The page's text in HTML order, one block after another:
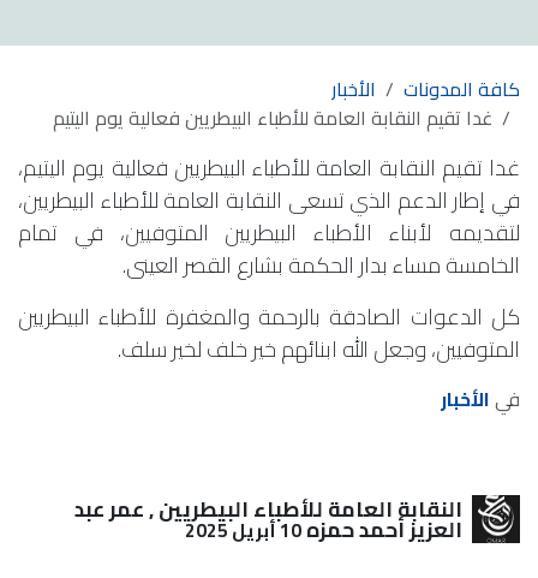
كافة المدونات
الأخبار
غدا تقيم النقابة العامة للأطباء البيطريين فعالية يوم اليتيم
غدا تقيم النقابة العامة للأطباء البيطريين فعالية يوم اليتيم،
في إطار الدعم الذي تسعى النقابة العامة للأطباء البيطريين،
لتقديمه لأبناء الأطباء البيطريين المتوفيين، في تمام
الخامسة مساء بدار الحكمة بشارع القصر العينى.
كل الدعوات الصادقة بالرحمة والمغفرة للأطباء البيطريين
المتوفيين، وجعل الله ابنائهم خير خلف لخير سلف.
فيالأخبار
النقابة العامة للأطباء البيطريين , عمر عبد
العزيز أحمد حمزه10 أبريل 2025